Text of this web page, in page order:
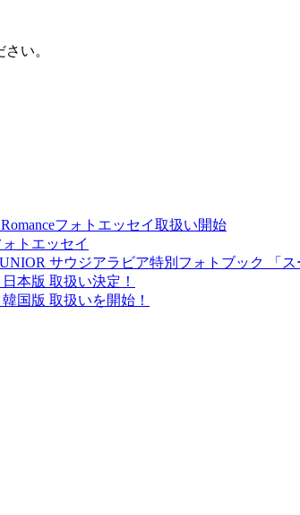
い。
フォトエッセイ取扱い開始
トエッセイ
JUNIOR サウジアラビア特別フォトブック
本版 取扱い決定！
国版 取扱いを開始！